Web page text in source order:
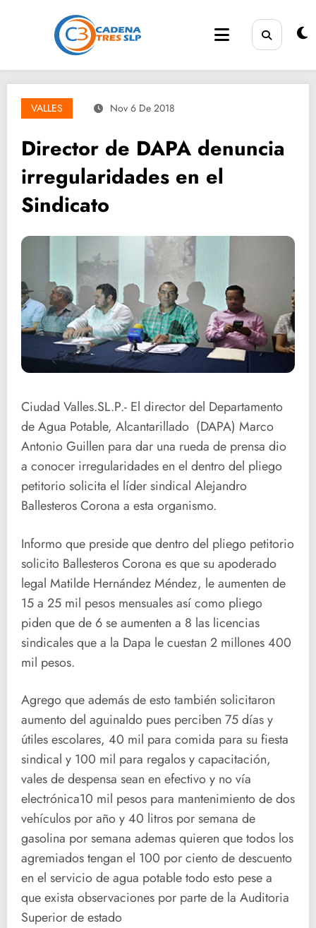
VALLES Nov 6 De 2018
Director de DAPA denuncia
irregularidades en el
Sindicato
Ciudad Valles.SL.P.- El director del Departamento
de Agua Potable, Alcantarillado (DAPA) Marco
Antonio Guillen para dar una rueda de prensa dio
a conocer irregularidades en el dentro del pliego
petitorio solicita el líder sindical Alejandro
Ballesteros Corona a esta organismo.
Informo que preside que dentro del pliego petitorio
solicito Ballesteros Corona es que su apoderado
legal Matilde Hernández Méndez, le aumenten de
15 a 25 mil pesos mensuales así como pliego
piden que de 6 se aumenten a 8 las licencias
sindicales que a la Dapa le cuestan 2 millones 400
mil pesos.
Agrego que además de esto también solicitaron
aumento del aguinaldo pues perciben 75 días y
útiles escolares, 40 mil para comida para su fiesta
sindical y 100 mil para regalos y capacitación,
vales de despensa sean en efectivo y no vía
electrónica10 mil pesos para mantenimiento de dos
vehículos por año y 40 litros por semana de
gasolina por semana ademas quieren que todos los
agremiados tengan el 100 por ciento de descuento
en el servicio de agua potable todo esto pese a
que exista observaciones por parte de la Auditoria
Superior de estado